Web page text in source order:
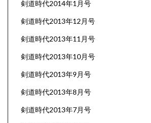
剣道時代2014年1月号
剣道時代2013年12月号
剣道時代2013年11月号
剣道時代2013年10月号
剣道時代2013年9月号
剣道時代2013年8月号
剣道時代2013年7月号